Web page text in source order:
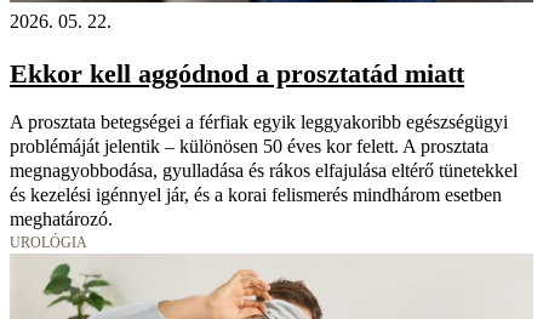
2026. 05. 22.
Ekkor kell aggódnod a prosztatád miatt
A prosztata betegségei a férfiak egyik leggyakoribb egészségügyi
problémáját jelentik – különösen 50 éves kor felett. A prosztata
megnagyobbodása, gyulladása és rákos elfajulása eltérő tünetekkel
és kezelési igénnyel jár, és a korai felismerés mindhárom esetben
meghatározó.
UROLÓGIA